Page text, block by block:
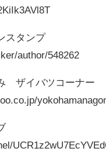
スタンプ
author/548262
ザイバツコーナー